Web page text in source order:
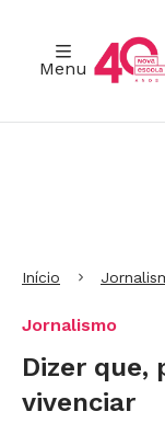
Menu
Início
Jornalismo
Dizer que,
vivenciar